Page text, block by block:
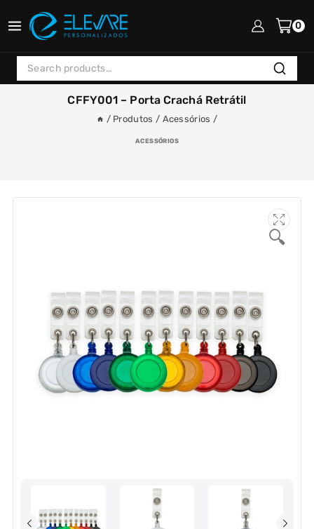
to
0
Search
for:
Search
CFFY001 – Porta Crachá Retrátil
/ Produtos / Acessórios /
ACESSÓRIOS
🔍